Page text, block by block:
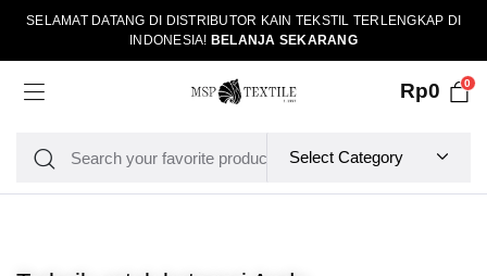
SELAMAT DATANG DI DISTRIBUTOR KAIN TEKSTIL TERLENGKAP DI
INDONESIA! BELANJA SEKARANG
Rp0 0